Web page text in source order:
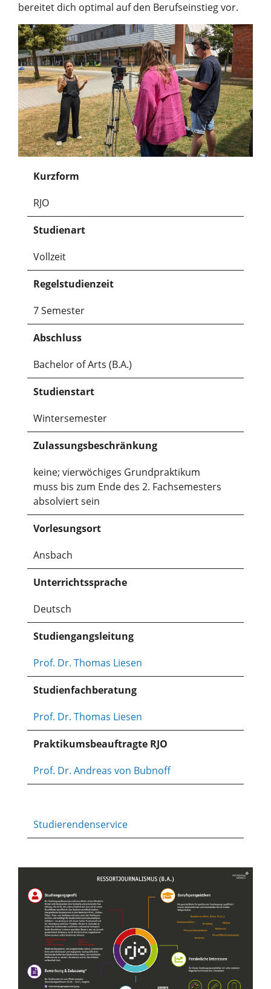
bereitet dich optimal auf den Berufseinstieg vor.
Kurzform
RJO
Studienart
Vollzeit
Regelstudienzeit
7 Semester
Abschluss
Bachelor of Arts (B.A.)
Studienstart
Wintersemester
Zulassungsbeschränkung
keine; vierwöchiges Grundpraktikum
muss bis zum Ende des 2. Fachsemesters
absolviert sein
Vorlesungsort
Ansbach
Unterrichtssprache
Deutsch
Studiengangsleitung
Prof. Dr. Thomas Liesen
Studienfachberatung
Prof. Dr. Thomas Liesen
Praktikumsbeauftragte RJO
Prof. Dr. Andreas von Bubnoff
Studierendenservice